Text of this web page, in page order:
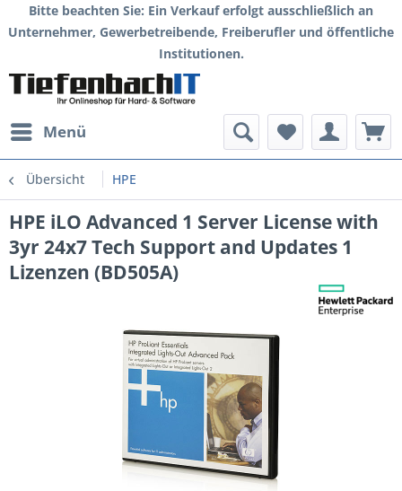
Bitte beachten Sie: Ein Verkauf erfolgt ausschließlich an
Unternehmer, Gewerbetreibende, Freiberufler und öffentliche
Institutionen.
Menü
Übersicht HPE
HPE iLO Advanced 1 Server License with
3yr 24x7 Tech Support and Updates 1
Lizenzen (BD505A)